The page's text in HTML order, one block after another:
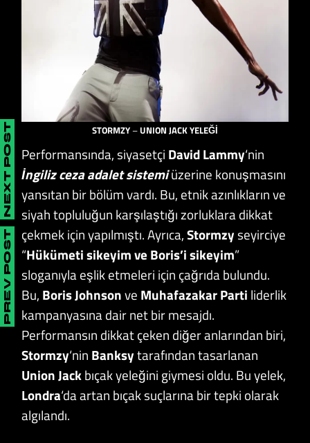
STORMZY–UNION JACK YELEĞİ
Performansında, siyasetçi David Lammy‘nin
İngiliz ceza adalet sistemiüzerine konuşmasını
yansıtan bir bölüm vardı. Bu, etnik azınlıkların ve
siyah topluluğun karşılaştığı zorluklara dikkat
çekmek için yapılmıştı. Ayrıca,Stormzy seyirciye
“Hükümeti sikeyim ve Boris’i sikeyim”
sloganıyla eşlik etmeleri için çağrıda bulundu.
Bu, Boris Johnsonve Muhafazakar Parti liderlik
kampanyasına dair net bir mesajdı.
Performansın dikkat çeken diğer anlarından biri,
Stormzy‘nin Banksytarafından tasarlanan
Union Jackbıçak yeleğini giymesi oldu. Bu yelek,
Londra‘da artan bıçak suçlarına bir tepki olarak
algılandı.
PREV POST
NEXT POST